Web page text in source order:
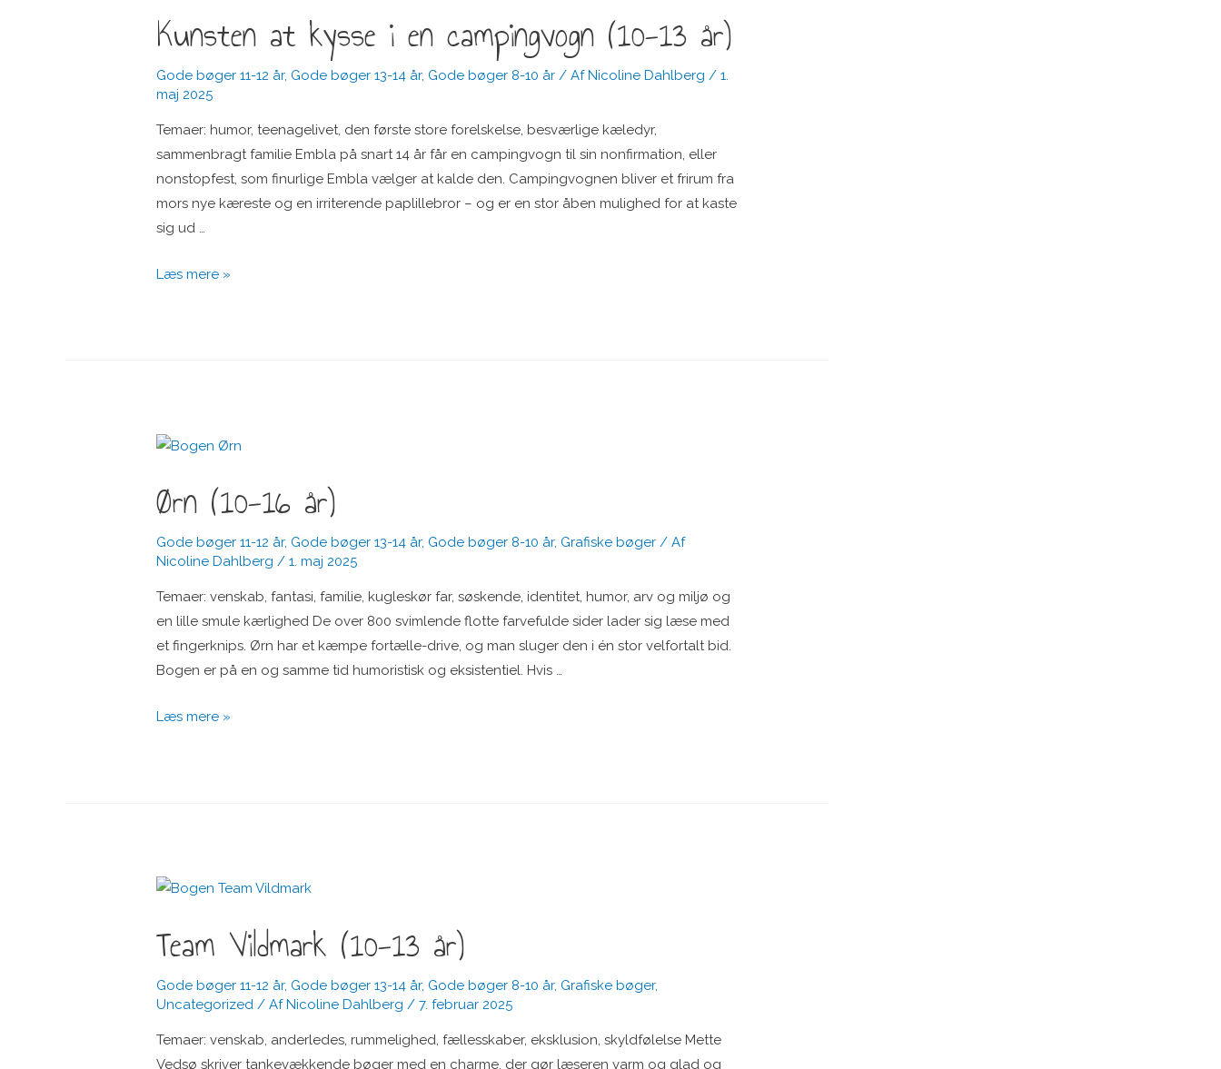
Kunsten at kysse i en campingvogn (10-13 år)
Gode bøger 11-12 år, Gode bøger 13-14 år, Gode bøger 8-10 år / AfNicoline Dahlberg /1.
maj 2025
Temaer: humor, teenagelivet, den første store forelskelse, besværlige kæledyr,
sammenbragt familie Embla på snart 14 år får en campingvogn til sin nonfirmation, eller
nonstopfest, som finurlige Embla vælger at kalde den. Campingvognen bliver et frirum fra
mors nye kæreste og en irriterende paplillebror – og er en stor åben mulighed for at kaste
sig ud …
Kunsten
13
Læs mere »
Ørn (10-16 år)
Gode bøger 11-12 år, Gode bøger 13-14 år, Gode bøger 8-10 år, Grafiske bøger / Af
Nicoline Dahlberg /1. maj 2025
Temaer: venskab, fantasi, familie, kugleskør far, søskende, identitet, humor, arv og miljø og
en lille smule kærlighed De over 800 svimlende flotte farvefulde sider lader sig læse med
et fingerknips. Ørn har et kæmpe fortælle-drive, og man sluger den i én stor velfortalt bid.
Bogen er på en og samme tid humoristisk og eksistentiel. Hvis …
Ørn
Læs mere »
Team Vildmark (10-13 år)
Gode bøger 11-12 år, Gode bøger 13-14 år, Gode bøger 8-10 år, Grafiske bøger,
Uncategorized / AfNicoline Dahlberg /7. februar 2025
Temaer: venskab, anderledes, rummelighed, fællesskaber, eksklusion, skyldfølelse Mette
Vedsø skriver tankevækkende bøger med en charme, der gør læseren varm og glad og